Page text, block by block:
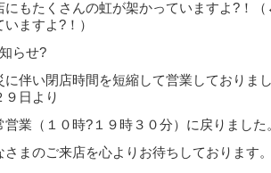
にもたくさんの虹が架かっていますよ?！
いますよ?！）
らせ?
に伴い閉店時間を短縮して営業しておりま
９日より
営業（１０時?１９時３０分）に戻りました
さまのご来店を心よりお待ちしております